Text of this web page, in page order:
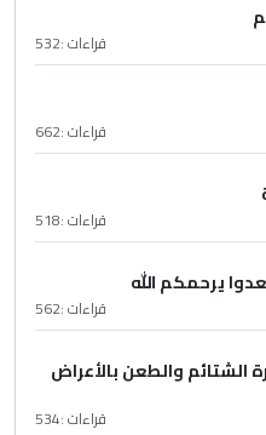
قراءات :532
قراءات :662
قراءات :518
يرحمكم الله
قراءات :562
الشتائم والطعن بالأعراض
قراءات :534